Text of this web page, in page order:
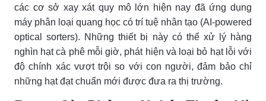
các cơ sở xay xát quy mô lớn hiện nay đã ứng dụng
máy phân loại quang học có trí tuệ nhân tạo (AI-powered
optical sorters). Những thiết bị này có thể xử lý hàng
nghìn hạt cà phê mỗi giờ, phát hiện và loại bỏ hạt lỗi với
độ chính xác vượt trội so với con người, đảm bảo chỉ
những hạt đạt chuẩn mới được đưa ra thị trường.